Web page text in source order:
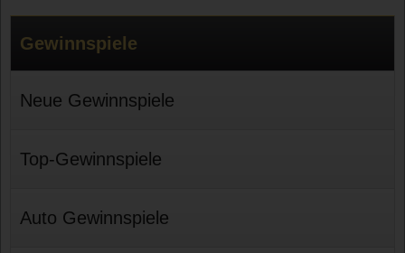
Gewinnspiele
Neue Gewinnspiele
Top-Gewinnspiele
Auto Gewinnspiele